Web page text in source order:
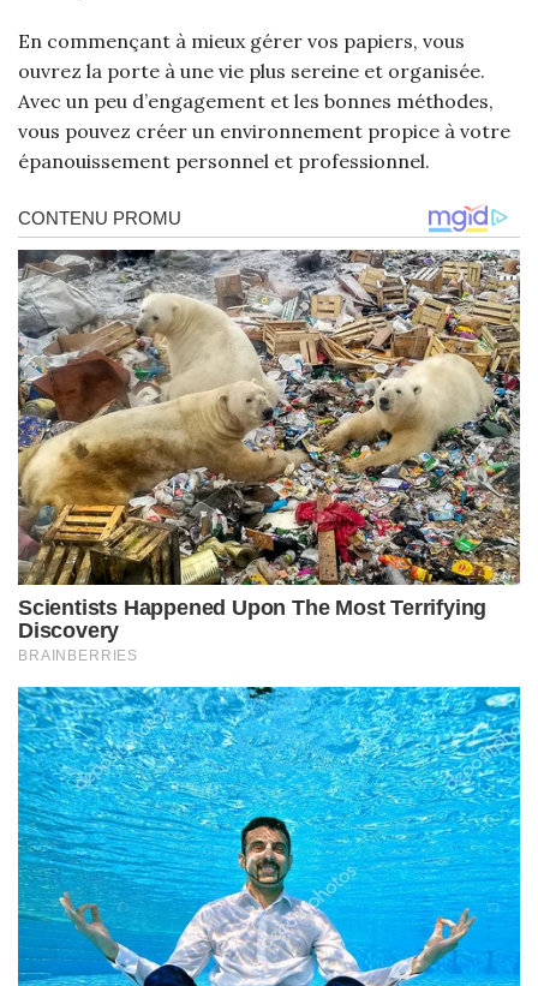
En commençant à mieux gérer vos papiers, vous
ouvrez la porte à une vie plus sereine et organisée.
Avec un peu d’engagement et les bonnes méthodes,
vous pouvez créer un environnement propice à votre
épanouissement personnel et professionnel.